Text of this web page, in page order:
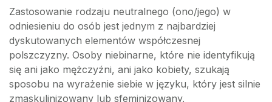
Zastosowanie rodzaju neutralnego (ono/jego) w
odniesieniu do osób jest jednym z najbardziej
dyskutowanych elementów współczesnej
polszczyzny. Osoby niebinarne, które nie identyfikują
się ani jako mężczyźni, ani jako kobiety, szukają
sposobu na wyrażenie siebie w języku, który jest silnie
zmaskulinizowany lub sfeminizowany.